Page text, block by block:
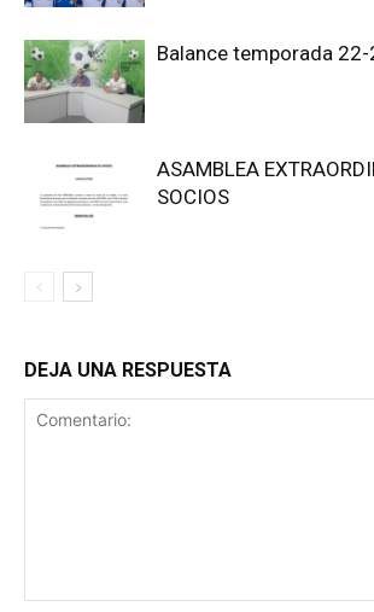
Balance temporada 22-
ASAMBLEA
SOCIOS
DEJA UNA RESPUESTA